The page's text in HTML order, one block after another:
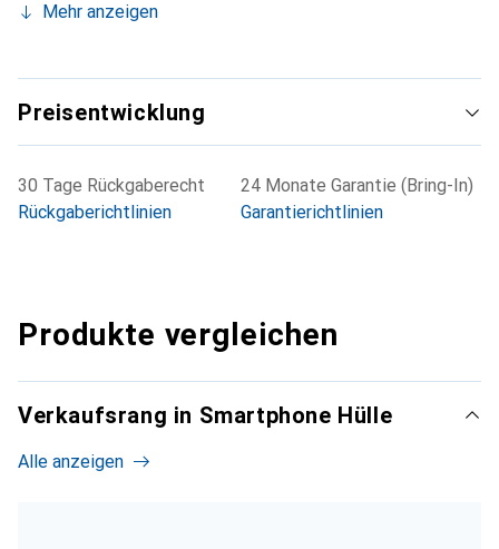
Mehr anzeigen
Preisentwicklung
30 Tage Rückgaberecht
Rückgaberichtlinien
24 Monate Garantie (Bring-In)
Garantierichtlinien
Produkte vergleichen
Verkaufsrang in Smartphone Hülle
Alle anzeigen